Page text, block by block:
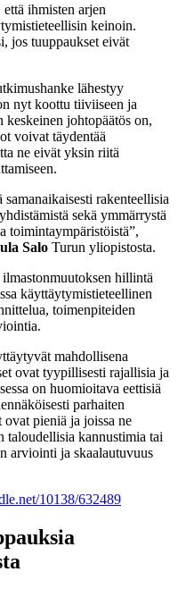
ihmisten arjen
keinoin.
jos tuuppaukset eivät
lähestyy
nyt koottu tiiviiseen ja
johtopäätös on,
voivat täydentää
ne eivät yksin riitä
rakenteellisia
sekä ymmärrystä
toimintaympäristöistä”,
Salo Turun yliopistosta.
hillintä
käyttäytymistieteellinen
toimenpiteiden
mahdollisena
ovat tyypillisesti rajallisia ja
on huomioitava eettisiä
parhaiten
ovat pieniä ja joissa ne
taloudellisia kannustimia tai
arviointi ja skaalautuvuus
10138/632489